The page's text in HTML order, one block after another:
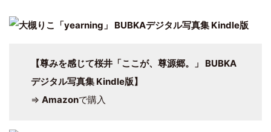
【尊みを感じて桜井「ここが、尊源郷。」 BUBKA
デジタル写真集 Kindle版】
⇒ Amazonで購入